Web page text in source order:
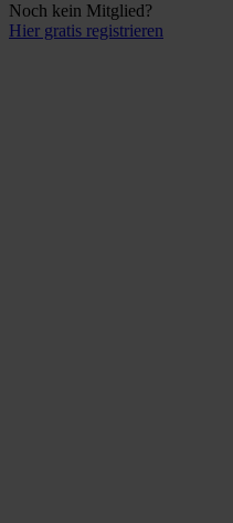
Noch kein Mitglied?
Hier gratis registrieren